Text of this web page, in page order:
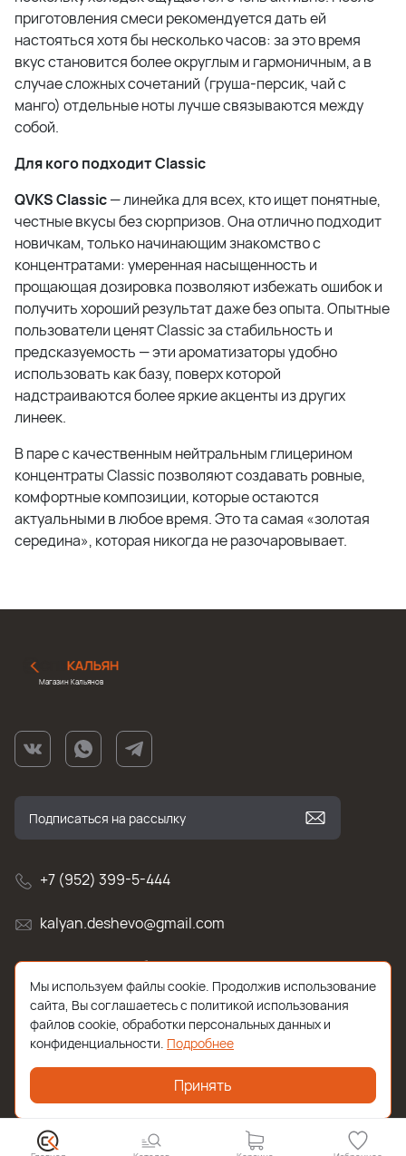
приготовления смеси рекомендуется дать ей
настояться хотя бы несколько часов: за это время
вкус становится более округлым и гармоничным, а в
случае сложных сочетаний (груша-персик, чай с
манго) отдельные ноты лучше связываются между
собой.
Для кого подходит Classic
QVKS Classic— линейка для всех, кто ищет понятные,
честные вкусы без сюрпризов. Она отлично подходит
новичкам, только начинающим знакомство с
концентратами: умеренная насыщенность и
прощающая дозировка позволяют избежать ошибок и
получить хороший результат даже без опыта. Опытные
пользователи ценят Classic за стабильность и
предсказуемость — эти ароматизаторы удобно
использовать как базу, поверх которой
надстраиваются более яркие акценты из других
линеек.
В паре с качественным нейтральным глицерином
концентраты Classic позволяют создавать ровные,
комфортные композиции, которые остаются
актуальными в любое время. Это та самая «золотая
середина», которая никогда не разочаровывает.
Магазин Кальянов
+7 (952) 399-5-444
kalyan.deshevo@gmail.com
г. Санкт-Петербург, улица Белы Куна , д.2к1
2026 © Все права защищены. Работает наReadyScript
Мы используем файлы cookie. Продолжив использование
сайта, Вы соглашаетесь с политикой использования
файлов cookie, обработки персональных данных и
конфиденциальности. Подробнее
Принять